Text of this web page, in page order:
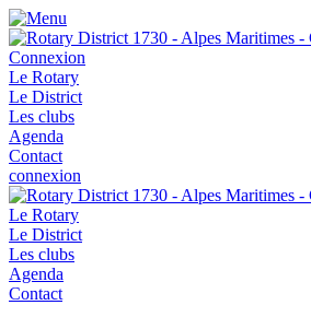
Connexion
Le Rotary
Le District
Les clubs
Agenda
Contact
connexion
Le Rotary
Le District
Les clubs
Agenda
Contact